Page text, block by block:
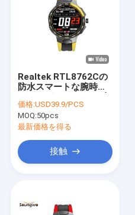
Bluetoothのアダプター
Bluetooth車のキット
Realtek RTL8762Cの
防水スマートな腕時計
拍数の監視
価格:USD39.9/PCS
MOQ:50pcs
最新価格を得る
接触